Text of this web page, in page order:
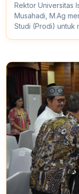
Rektor Universitas
Musahadi, M.Ag
Studi (Prodi) untuk